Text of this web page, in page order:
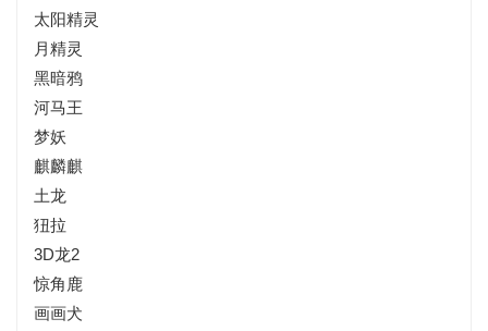
太阳精灵
月精灵
黑暗鸦
河马王
梦妖
麒麟麒
土龙
狃拉
3D龙2
惊角鹿
画画犬